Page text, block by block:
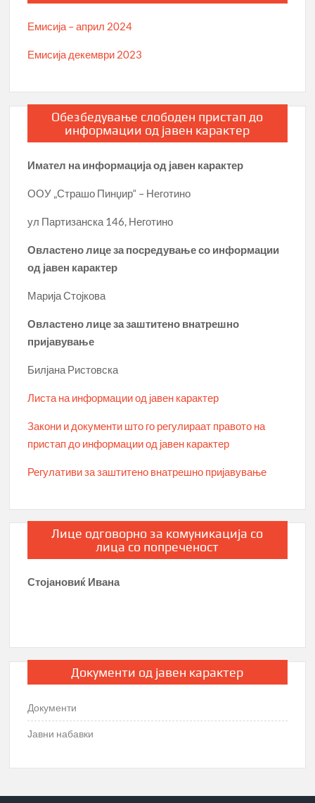
Емисија – април 2024
Емисија декември 2023
Обезбедување слободен пристап до
информации од јавен карактер
Имател на информација од јавен карактер
ООУ „Страшо Пинџир“ – Неготино
ул Партизанска 146, Неготино
Овластено лице за посредување со информации
од јавен карактер
Марија Стојкова
Овластено лице за заштитено внатрешно
пријавување
Билјана Ристовска
Листа на информации од јавен карактер
Закони и документи што го регулираат правото на
пристап до информации од јавен карактер
Регулативи за заштитено внатрешно пријавување
Лице одговорно за комуникација со
лица со попреченост
Стојановиќ Ивана
Документи од јавен карактер
Документи
Јавни набавки